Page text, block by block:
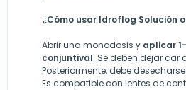
¿Cómo usar Idroflog Solución
Abrir una monodosis y aplicar
conjuntival. Se deben dejar car
Posteriormente, debe
Es compatible con lentes de